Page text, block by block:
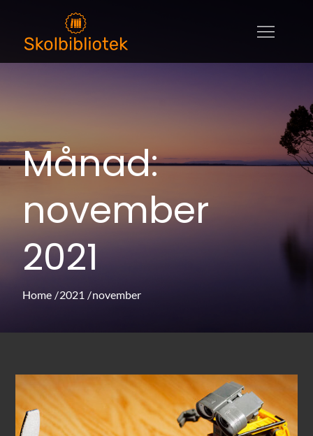
content
skolbibliotek.se
skolbibliotek.se – allt om litteratur,
utbildningar och böcker
Månad:
november
2021
Home 2021 november